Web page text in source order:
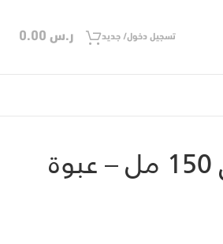
تسجيل دخول/ جديد ر.س
كولونيا الأطفال اللون الأزرق 150 مل – عبوة